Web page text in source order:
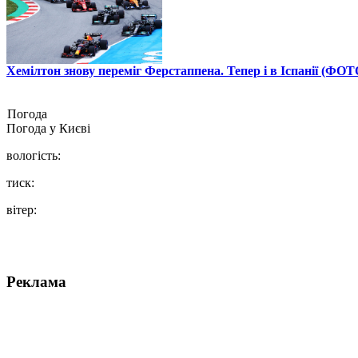
Хемілтон знову переміг Ферстаппена. Тепер і в Іспанії
Погода
Погода у Києві
вологість:
тиск:
вітер:
Реклама